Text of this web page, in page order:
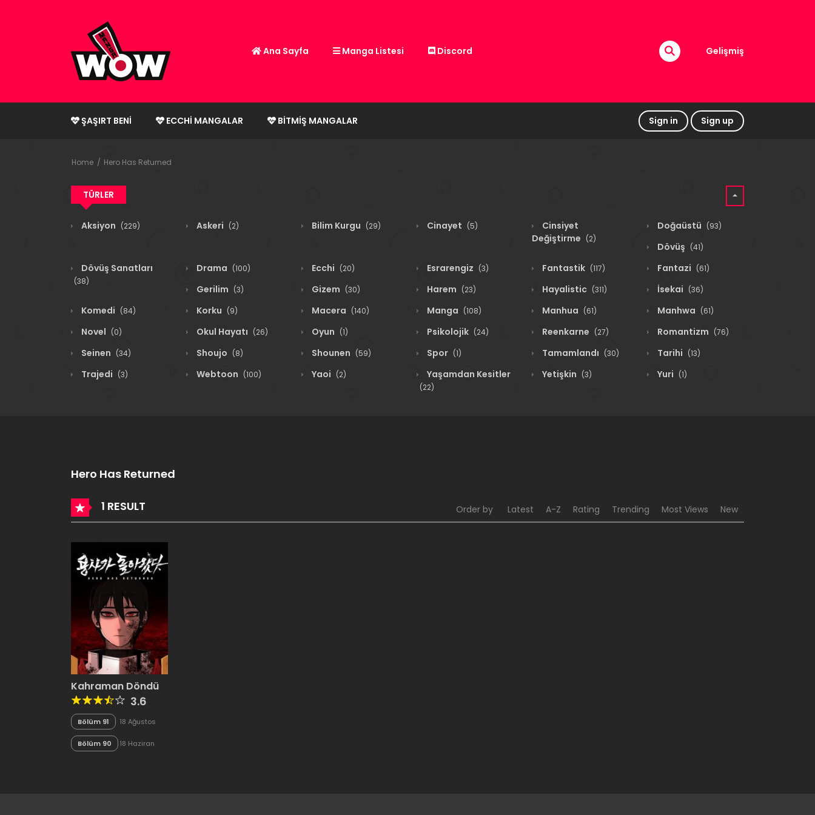
Ana Sayfa Manga Listesi Discord Gelişmiş
ŞAŞIRT BENI ECCHI MANGALAR BITMIŞ MANGALAR Sign in Sign up
Home Hero Has Returned
TÜRLER
Aksiyon (229) Askeri (2) Bilim Kurgu (29) Cinayet (5)
Cinsiyet
Değiştirme (2)
Doğaüstü (93)
Dövüş (41)
Dövüş Sanatları
(38)
Drama (100) Ecchi (20) Esrarengiz (3) Fantastik (117) Fantazi (61)
Gerilim (3) Gizem (30) Harem (23) Hayalistic (311) İsekai (36)
Komedi (84) Korku (9) Macera (140) Manga (108) Manhua (61) Manhwa (61)
Novel (0) Okul Hayatı (26) Oyun (1) Psikolojik (24) Reenkarne (27) Romantizm (76)
Seinen (34) Shoujo (8) Shounen (59) Spor (1) Tamamlandı (30) Tarihi (13)
Trajedi (3) Webtoon (100) Yaoi (2) Yaşamdan Kesitler
(22)
Yetişkin (3) Yuri (1)
Hero Has Returned
1 RESULT Order by Latest A-Z Rating Trending Most Views New
Kahraman Döndü
3.6
Bölüm 91
18 Ağustos
Bölüm 90
18 Haziran